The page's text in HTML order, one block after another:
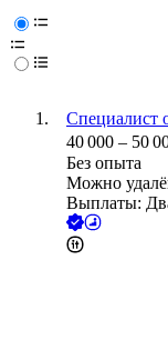
Специалист
40 000 – 50
Без опыта
Можно
Выплаты: